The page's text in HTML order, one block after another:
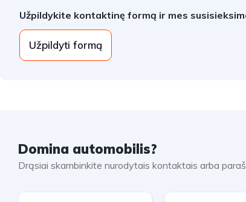
Užpildykite kontaktinę formą ir mes
Užpildyti formą
Domina automobilis?
Drąsiai skambinkite nurodytais kontaktais arba